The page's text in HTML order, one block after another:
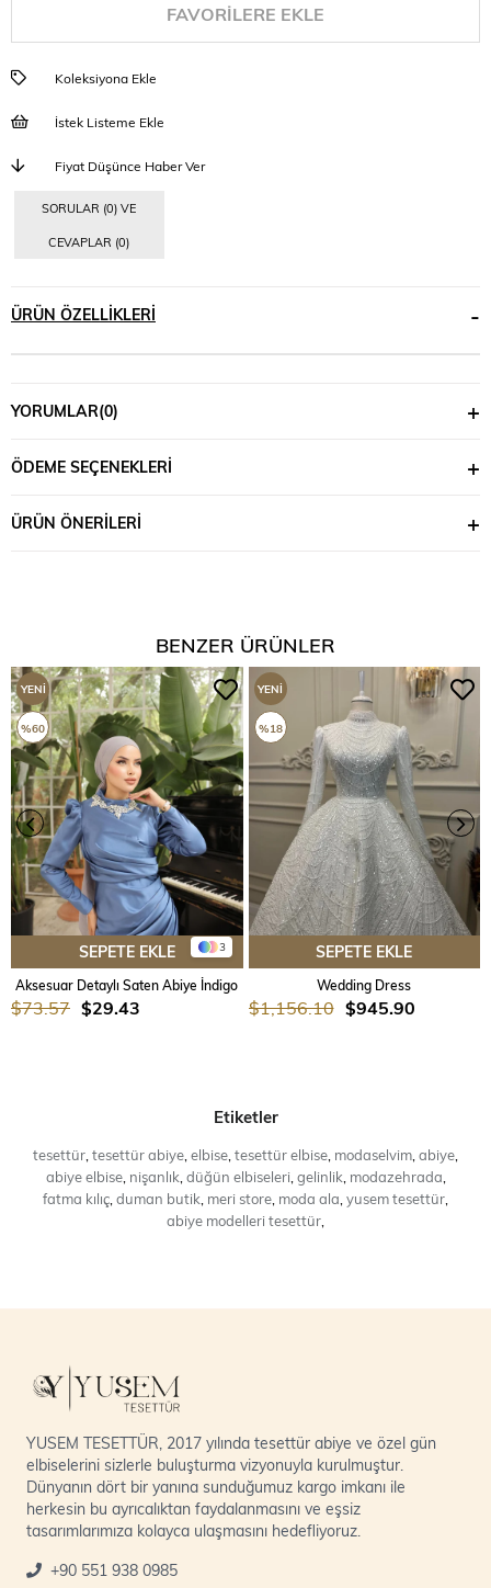
FAVORILERE EKLE
Koleksiyona Ekle
İstek Listeme Ekle
Fiyat Düşünce Haber Ver
SORULAR (0) VE
CEVAPLAR (0)
ÜRÜN ÖZELLIKLERI
YORUMLAR(0)
ÖDEME SEÇENEKLERI
ÜRÜN ÖNERILERI
BENZER ÜRÜNLER
3
SEPETE EKLE
Aksesuar Detaylı Saten Abiye İndigo
$29.43
$73.57
YENI
ÜRÜN
%60
SEPETE EKLE
Wedding Dress
$945.90
$1,156.10
YENI
ÜRÜN
%18
Etiketler
tesettür tesettür abiye elbise tesettür elbise modaselvim abiye
abiye elbise, nişanlık düğün elbiseleri, gelinlik modazehrada
fatma kılıç duman butik meri store moda ala yusem tesettür
abiye modelleri tesettür
YUSEM TESETTÜR, 2017 yılında tesettür abiye ve özel gün
elbiselerini sizlerle buluşturma vizyonuyla kurulmuştur.
Dünyanın dört bir yanına sunduğumuz kargo imkanı ile
herkesin bu ayrıcalıktan faydalanmasını ve eşsiz
tasarımlarımıza kolayca ulaşmasını hedefliyoruz.
+90 551 938 0985